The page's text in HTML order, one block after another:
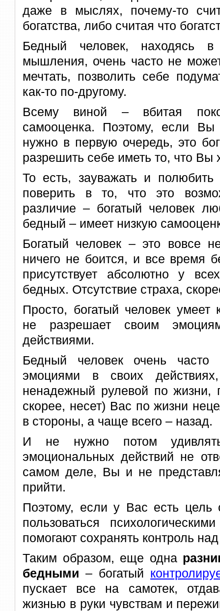
даже в мыслях, почему-то
богатства, либо считая что
Бедный человек, находясь в
мышления, очень часто не
мечтать, позволить себе
как-то по-другому.
Всему виной – вбитая
самооценка. Поэтому, если Вы
нужно в первую очередь, это
разрешить себе иметь то, что Вы
То есть, зауважать и
поверить в то, что это
различие – богатый человек
бедный – имеет низкую
Богатый человек – это вовсе
ничего не боится, и все время
присутствует абсолютно у
бедных. Отсутствие страха,
Просто, богатый человек умеет
не разрешает своим
действиями.
Бедный человек очень часто
эмоциями в своих
ненадежный рулевой по жизни,
скорее, несет) Вас по жизни
в стороны, а чаще всего – назад.
И не нужно потом
эмоциональных действий не
самом деле, Вы и не
прийти.
Поэтому, если у Вас есть цель
пользоваться
помогают сохранять контроль
Таким образом, еще одна
бедными – богатый
пускает все на самотек,
жизнью в руки чувствам и